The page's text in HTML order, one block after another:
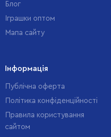
Блог
Іграшки оптом
Мапа сайту
Інформація
Публічна оферта
Політика конфіденційності
Правила користування
сайтом